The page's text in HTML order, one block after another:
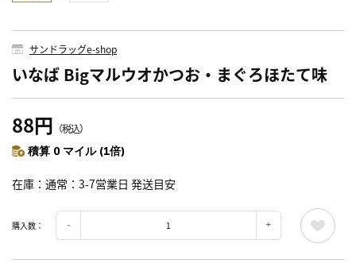
サンドラッグe-shop
いなば Bigマルウオかつお・まぐろほたて味
88円 （税込）
積算 0 マイル (1倍)
在庫 通常：3-7営業日 発送目安
購入数：